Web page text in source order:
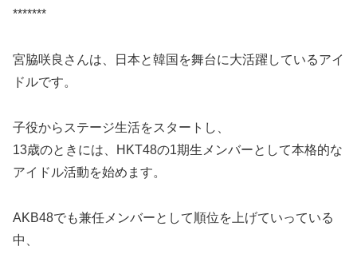
*******
宮脇咲良さんは、日本と韓国を舞台に大活躍しているアイ
ドルです。
子役からステージ生活をスタートし、
13歳のときには、HKT48の1期生メンバーとして本格的な
アイドル活動を始めます。
AKB48でも兼任メンバーとして順位を上げていっている
中、